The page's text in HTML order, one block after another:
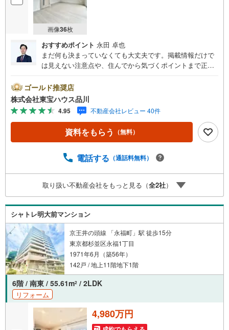
画像36枚
おすすめポイント 永田 卓也
まだ何も決まっていなくても大丈夫です。掲載情報だけで
は見えない注意点や、住んでから気づくポイントまで正直
とも包み隠さずお伝えし、「納得して選ぶ」ためのサポー
トを大切にしています。現地でしか分からないリアルな情
報も含めて、一緒に後悔しない住まい探しを進めていきま
しょう。まずはお気軽にご相談ください。【Yahoo！ 不動
産キャンペーン対象店舗】当店で物件を成約するとPayPay
ボーナスライトがもらえる「Yahoo！ 不動産 物件ご成約キ
予約をする」ボタンからお問い合わせください。※必ずYah
スライトは出金と譲渡はできません。ご案内・詳細な資料
のご請求はお気軽にどうぞ♪お電話でのお問い合わせも常
時受け付けております！お気軽にお問い合わせください。
ゴールド推奨店
株式会社東宝ハウス品川
4.95 不動産会社レビュー 40件
資料をもらう （無料）
電話する （通話料無料）
取り扱い不動産会社をもっと見る（全2社）
シャトレ明大前マンション
京王井の頭線 「永福町」駅 徒歩15分
東京都杉並区永福1丁目
1971年6月（築56年）
142戸 / 地上11階地下1階
6階 / 南東 / 55.61m2 / 2LDK
リフォーム
4,980万円